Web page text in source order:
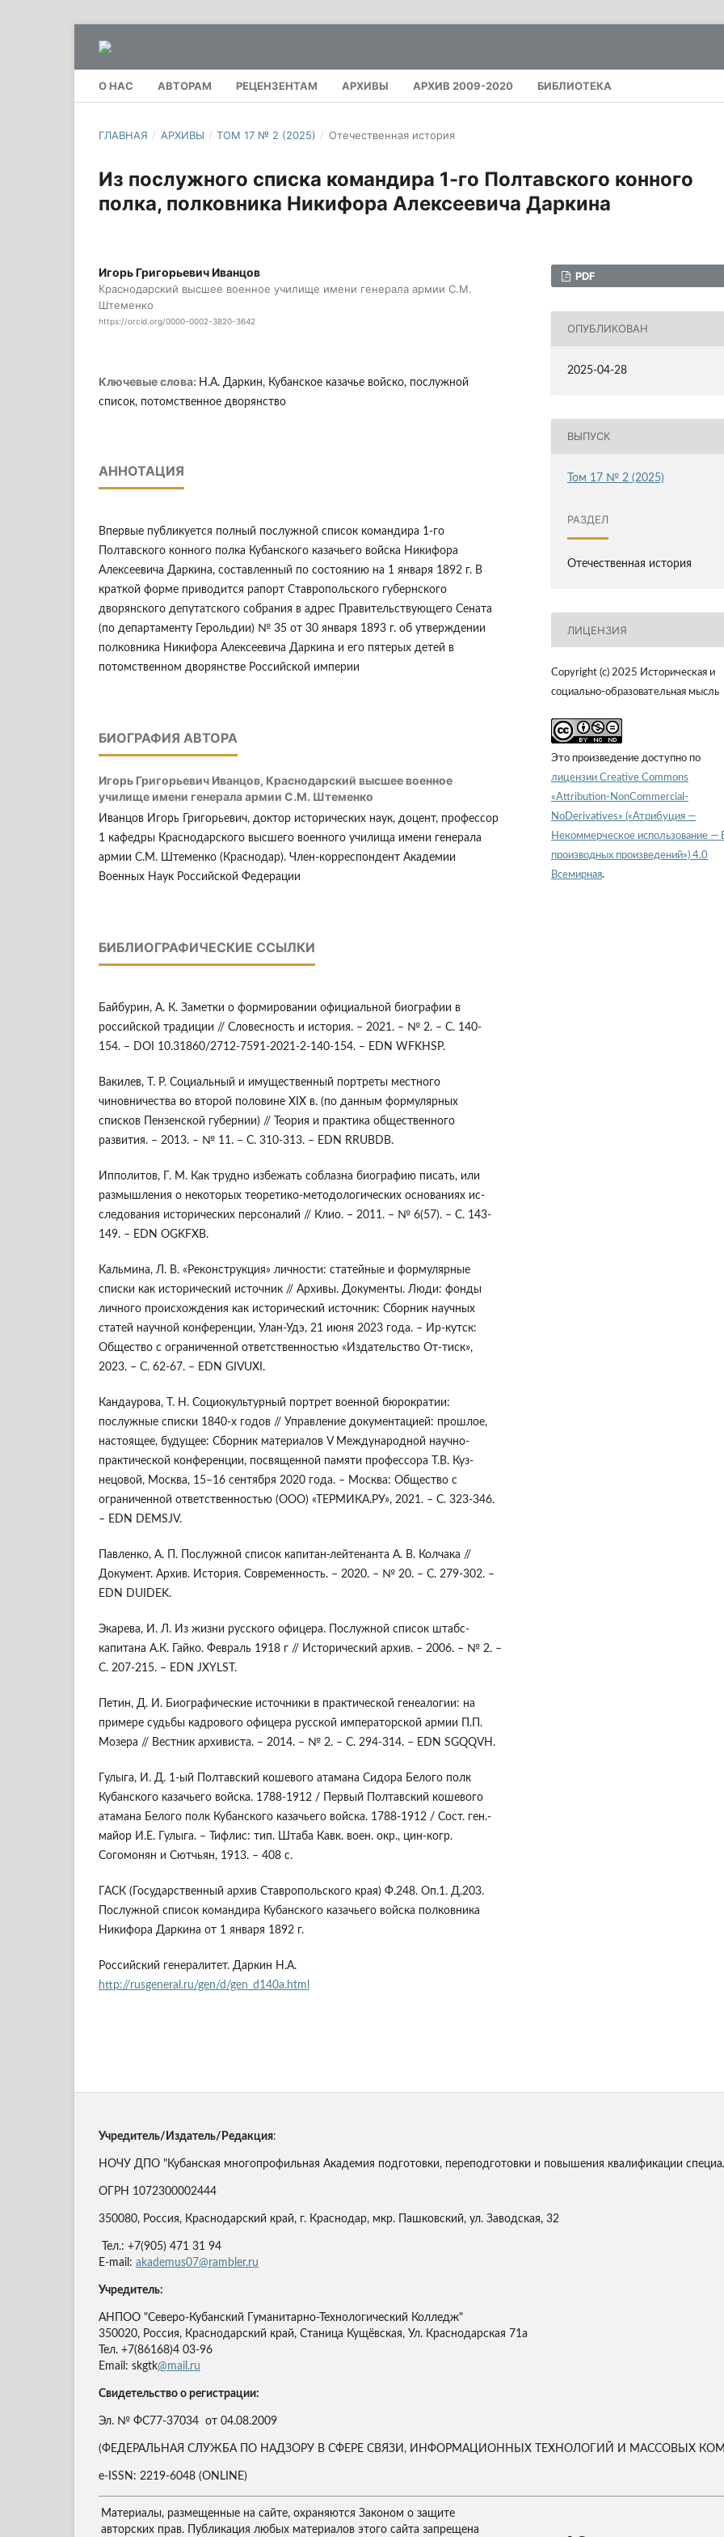
О НАС АВТОРАМ РЕЦЕНЗЕНТАМ АРХИВЫ АРХИВ 2009-2020 БИБЛИОТЕКА
ГЛАВНАЯ / АРХИВЫ / ТОМ 17 № 2 (2025) / Отечественная история
Из послужного списка командира 1-го Полтавского конного
полка, полковника Никифора Алексеевича Даркина
Игорь Григорьевич Иванцов
Краснодарский высшее военное училище имени генерала армии С.М.
Штеменко
https://orcid.org/0000-0002-3820-3642
Ключевые слова: Н.А. Даркин, Кубанское казачье войско, послужной
список, потомственное дворянство
АННОТАЦИЯ
Впервые публикуется полный послужной список командира 1-го
Полтавского конного полка Кубанского казачьего войска Никифора
Алексеевича Даркина, составленный по состоянию на 1 января 1892 г. В
краткой форме приводится рапорт Ставропольского губернского
дворянского депутатского собрания в адрес Правительствующего Сената
(по департаменту Герольдии) № 35 от 30 января 1893 г. об утверждении
полковника Никифора Алексеевича Даркина и его пятерых детей в
потомственном дворянстве Российской империи
БИОГРАФИЯ АВТОРА
Игорь Григорьевич Иванцов, Краснодарский высшее военное
училище имени генерала армии С.М. Штеменко
Иванцов Игорь Григорьевич, доктор исторических наук, доцент, профессор
1 кафедры Краснодарского высшего военного училища имени генерала
армии С.М. Штеменко (Краснодар). Член-корреспондент Академии
Военных Наук Российской Федерации
БИБЛИОГРАФИЧЕСКИЕ ССЫЛКИ
Байбурин, А. К. Заметки о формировании официальной биографии в
российской традиции // Словесность и история. – 2021. – № 2. – С. 140-
154. – DOI 10.31860/2712-7591-2021-2-140-154. – EDN WFKHSP.
Вакилев, Т. Р. Социальный и имущественный портреты местного
чиновничества во второй половине XIX в. (по данным формулярных
списков Пензенской губернии) // Теория и практика общественного
развития. – 2013. – № 11. – С. 310-313. – EDN RRUBDB.
Ипполитов, Г. М. Как трудно избежать соблазна биографию писать, или
размышления о некоторых теоретико-методологических основаниях ис-
следования исторических персоналий // Клио. – 2011. – № 6(57). – С. 143-
149. – EDN OGKFXB.
Кальмина, Л. В. «Реконструкция» личности: статейные и формулярные
списки как исторический источник // Архивы. Документы. Люди: фонды
личного происхождения как исторический источник: Сборник научных
статей научной конференции, Улан-Удэ, 21 июня 2023 года. – Ир-кутск:
Общество с ограниченной ответственностью «Издательство От-тиск»,
2023. – С. 62-67. – EDN GIVUXI.
Кандаурова, Т. Н. Социокультурный портрет военной бюрократии:
послужные списки 1840-х годов // Управление документацией: прошлое,
настоящее, будущее: Сборник материалов V Международной научно-
практической конференции, посвященной памяти профессора Т.В. Куз-
нецовой, Москва, 15–16 сентября 2020 года. – Москва: Общество с
ограниченной ответственностью (ООО) «ТЕРМИКА.РУ», 2021. – С. 323-346.
– EDN DEMSJV.
Павленко, А. П. Послужной список капитан-лейтенанта А. В. Колчака //
Документ. Архив. История. Современность. – 2020. – № 20. – С. 279-302. –
EDN DUIDEK.
Экарева, И. Л. Из жизни русского офицера. Послужной список штабс-
капитана А.К. Гайко. Февраль 1918 г // Исторический архив. – 2006. – № 2. –
С. 207-215. – EDN JXYLST.
Петин, Д. И. Биографические источники в практической генеалогии: на
примере судьбы кадрового офицера русской императорской армии П.П.
Мозера // Вестник архивиста. – 2014. – № 2. – С. 294-314. – EDN SGQQVH.
Гулыга, И. Д. 1-ый Полтавский кошевого атамана Сидора Белого полк
Кубанского казачьего войска. 1788-1912 / Первый Полтавский кошевого
атамана Белого полк Кубанского казачьего войска. 1788-1912 / Сост. ген.-
майор И.Е. Гулыга. – Тифлис: тип. Штаба Кавк. воен. окр., цин-когр.
Согомонян и Сютчьян, 1913. – 408 с.
ГАСК (Государственный архив Ставропольского края) Ф.248. Оп.1. Д.203.
Послужной список командира Кубанского казачьего войска полковника
Никифора Даркина от 1 января 1892 г.
Российский генералитет. Даркин Н.А.
http://rusgeneral.ru/gen/d/gen_d140a.html
PDF
ОПУБЛИКОВАН
2025-04-28
ВЫПУСК
Том 17 № 2 (2025)
РАЗДЕЛ
Отечественная история
ЛИЦЕНЗИЯ
Copyright (c) 2025 Историческая и
социально-образовательная мысль
Это произведение доступно по
лицензии Creative Commons
«Attribution-NonCommercial-
NoDerivatives» («Атрибуция —
Некоммерческое использование —
производных произведений») 4.0
Всемирная.
Учредитель/Издатель/Редакция:
НОЧУ ДПО "Кубанская многопрофильная Академия подготовки, переподготовки и повышения квалификации
ОГРН 1072300002444
350080, Россия, Краснодарский край, г. Краснодар, мкр. Пашковский, ул. Заводская, 32
Тел.: +7(905) 471 31 94
E-mail: akademus07@rambler.ru
Учредитель:
АНПОО "Северо-Кубанский Гуманитарно-Технологический Колледж"
350020, Россия, Краснодарский край, Станица Кущёвская, Ул. Краснодарская 71а
Тел. +7(86168)4 03-96
Email: skgtk@mail.ru
Свидетельство о регистрации:
Эл. № ФС77-37034 от 04.08.2009
(ФЕДЕРАЛЬНАЯ СЛУЖБА ПО НАДЗОРУ В СФЕРЕ СВЯЗИ, ИНФОРМАЦИОННЫХ ТЕХНОЛОГИЙ И МАССОВЫХ
e-ISSN: 2219-6048 (ONLINE)
Материалы, размещенные на сайте, охраняются Законом о защите
авторских прав. Публикация любых материалов этого сайта запрещена